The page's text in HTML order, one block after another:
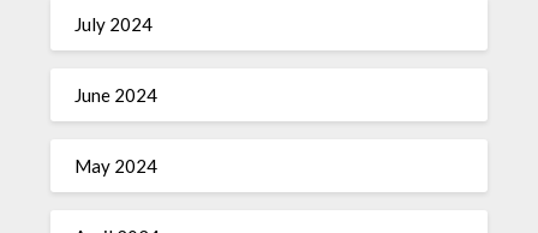
July 2024
June 2024
May 2024